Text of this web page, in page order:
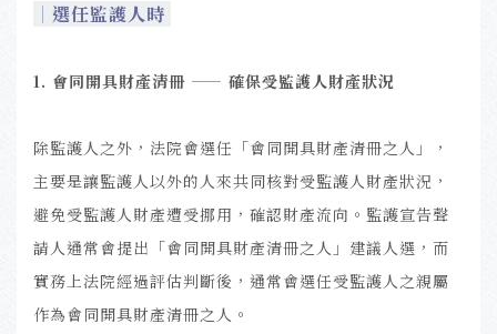
｜ 選任監護人時
1. 會同開具財產清冊 —— 確保受監護人財產狀況
除監護人之外，法院會選任「會同開具財產清冊之人」，
主要是讓監護人以外的人來共同核對受監護人財產狀況，
避免受監護人財產遭受挪用，確認財產流向。監護宣告聲
請人通常會提出「會同開具財產清冊之人」建議人選，而
實務上法院經過評估判斷後，通常會選任受監護人之親屬
作為會同開具財產清冊之人。